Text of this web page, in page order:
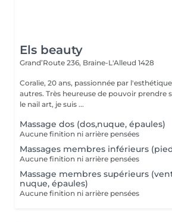
Els beauty
Grand’Route 236, Braine-L'Alleud 1428
Coralie, 20 ans, passionnée par
autres. Très heureuse de pouvoir prendre
le nail art, je suis ...
Massage dos (dos,nuque, épaules)
Aucune finition ni arrière pensées
Massages membres inférieurs
Aucune finition ni arrière pensées
Massage membres supérieurs
nuque, épaules)
Aucune finition ni arrière pensées